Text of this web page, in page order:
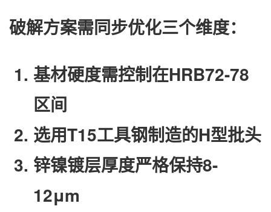
破解方案需同步优化三个维度：
基材硬度需控制在HRB72-78
区间
选用T15工具钢制造的H型批头
锌镍镀层厚度严格保持8-
12μm